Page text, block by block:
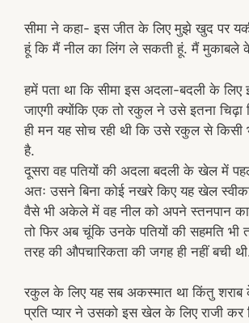
सीमा ने कहा- इस जीत के लिए मुझे खुद पर
हूं कि मैं नील का लिंग ले सकती हूं. मैं मुकाबले
हमें पता था कि सीमा इस अदला-बदली के लिए
जाएगी क्योंकि एक तो रकुल ने उसे इतना चिढ़ा
ही मन यह सोच रही थी कि उसे रकुल से किसी
है.
दूसरा वह पतियों की अदला बदली के खेल में
अतः उसने बिना कोई नखरे किए यह खेल
वैसे भी अकेले में वह नील को अपने स्तनपान
तो फिर अब चूंकि उनके पतियों की सहमति भी
तरह की औपचारिकता की जगह ही नहीं बची
रकुल के लिए यह सब अकस्मात था किंतु
प्रति प्यार ने उसको इस खेल के लिए राजी कर